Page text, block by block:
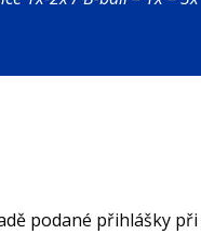
podané přihlášky